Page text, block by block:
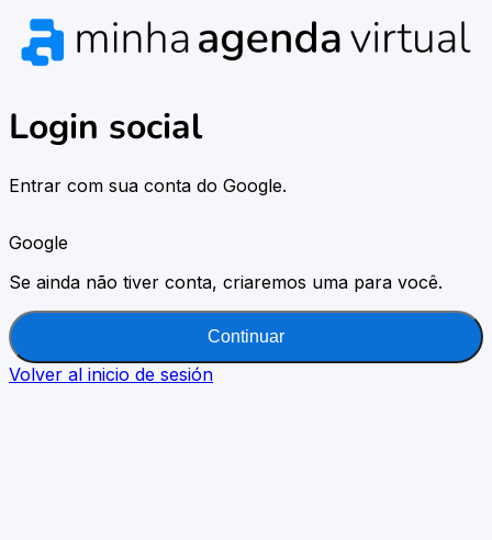
Login social
Entrar com sua conta do Google.
Google
Se ainda não tiver conta, criaremos uma para você.
Continuar
Volver al inicio de sesión